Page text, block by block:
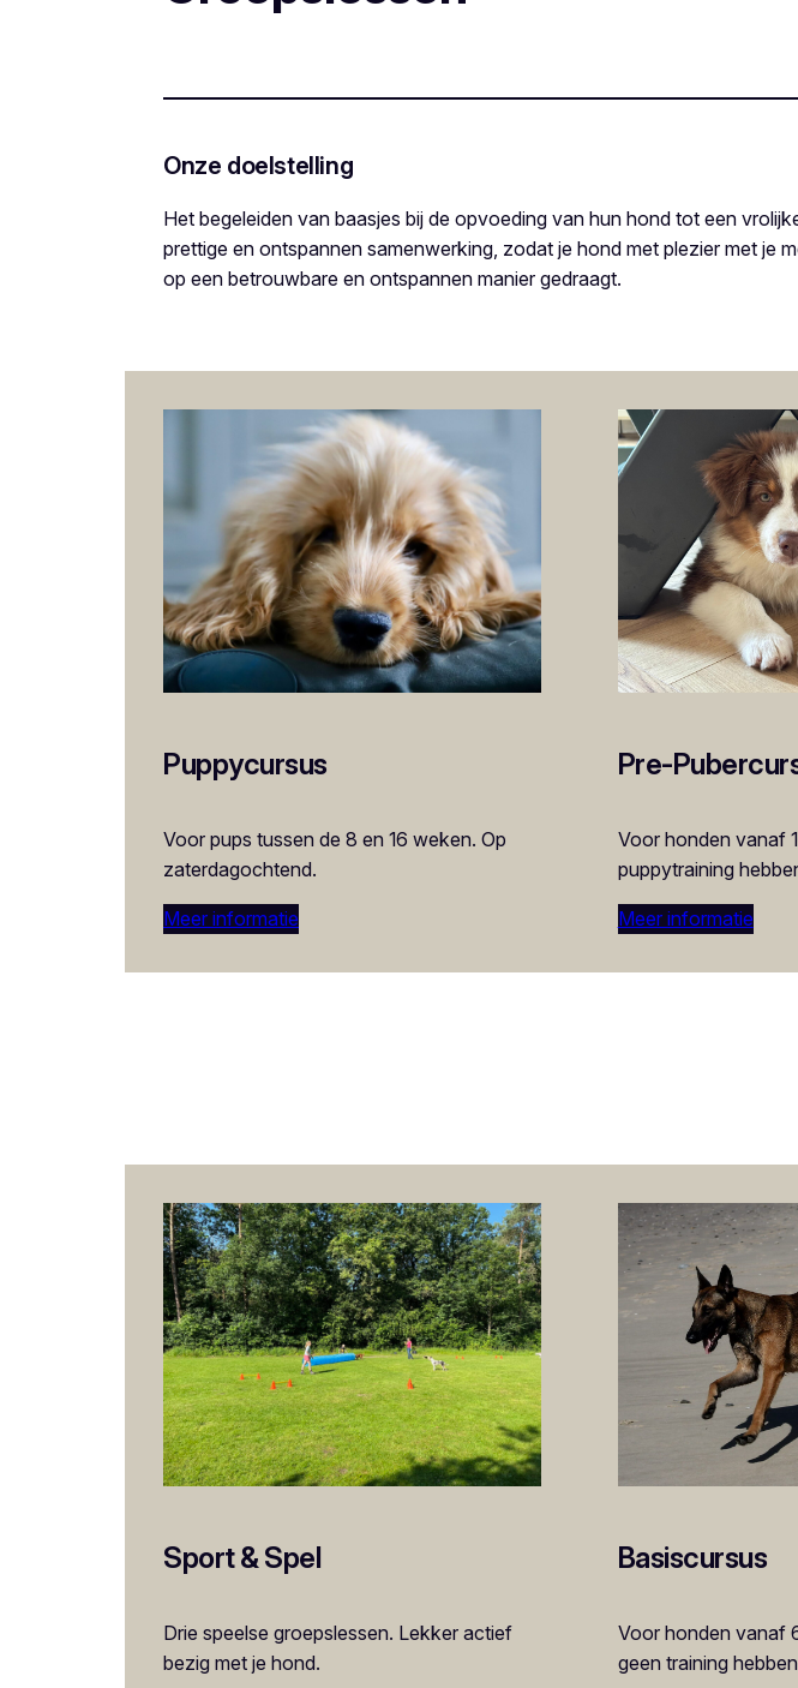
Onze doelstelling
Het begeleiden van baasjes bij de opvoeding van hun hond tot een
prettige en ontspannen samenwerking, zodat je hond met plezier met je
op een betrouwbare en ontspannen manier gedraagt.
Puppycursus
Voor pups tussen de 8 en 16 weken. Op
zaterdagochtend.
Meer informatie
Pre-
Voor honden vanaf
puppytraining
Meer informatie
Sport & Spel
Drie speelse groepslessen. Lekker actief
bezig met je hond.
Basiscursus
Voor honden vanaf
geen training